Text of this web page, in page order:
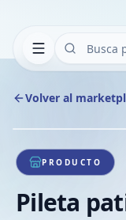
Volver al
1/1
PRODUCTO
Pileta